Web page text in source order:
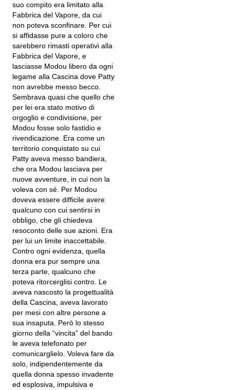
suo compito era limitato alla
Fabbrica del Vapore, da cui
non poteva sconfinare. Per cui
si affidasse pure a coloro che
sarebbero rimasti operativi alla
Fabbrica del Vapore, e
lasciasse Modou libero da ogni
legame alla Cascina dove Patty
non avrebbe messo becco.
Sembrava quasi che quello che
per lei era stato motivo di
orgoglio e condivisione, per
Modou fosse solo fastidio e
rivendicazione. Era come un
territorio conquistato su cui
Patty aveva messo bandiera,
che ora Modou lasciava per
nuove avventure, in cui non la
voleva con sé. Per Modou
doveva essere difficile avere
qualcuno con cui sentirsi in
obbligo, che gli chiedeva
resoconto delle sue azioni. Era
per lui un limite inaccettabile.
Contro ogni evidenza, quella
donna era pur sempre una
terza parte, qualcuno che
poteva ritorcerglisi contro. Le
aveva nascosto la progettualità
della Cascina, aveva lavorato
per mesi con altre persone a
sua insaputa. Però lo stesso
giorno della “vincita” del bando
le aveva telefonato per
comunicarglielo. Voleva fare da
solo, indipendentemente da
quella donna spesso invadente
ed esplosiva, impulsiva e